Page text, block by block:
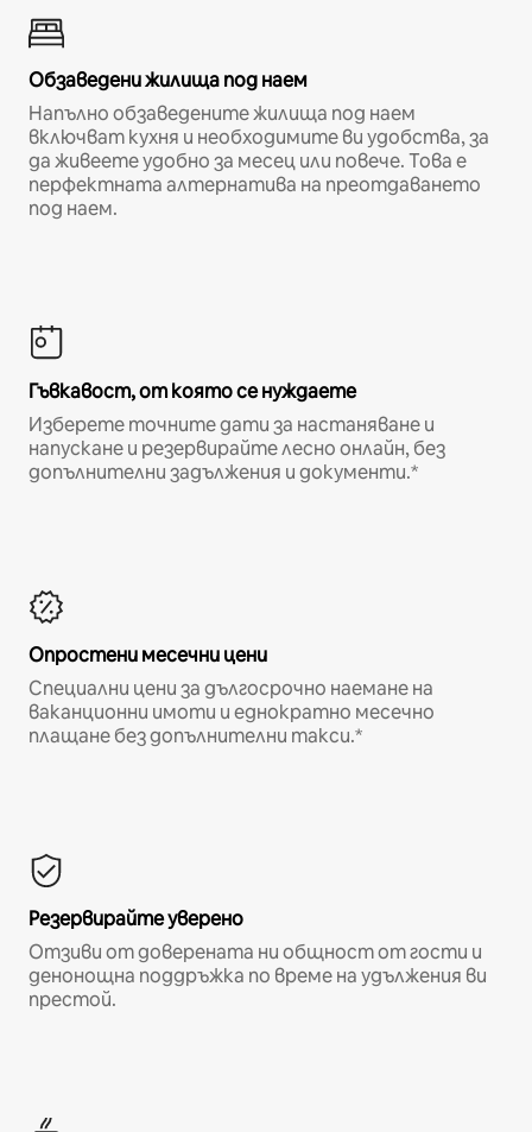
Обзаведени жилища под наем
Напълно обзаведените жилища под наем
включват кухня и необходимите ви удобства, за
да живеете удобно за месец или повече. Това е
перфектната алтернатива на преотдаването
под наем.
Гъвкавост, от която се нуждаете
Изберете точните дати за настаняване и
напускане и резервирайте лесно онлайн, без
допълнителни задължения и документи.*
Опростени месечни цени
Специални цени за дългосрочно наемане на
ваканционни имоти и еднократно месечно
плащане без допълнителни такси.*
Резервирайте уверено
Отзиви от доверената ни общност от гости и
денонощна поддръжка по време на удължения ви
престой.